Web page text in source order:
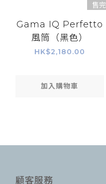
售完
Gama IQ Perfetto
風筒（黑色）
HK$2,180.00
加入購物車
顧客服務